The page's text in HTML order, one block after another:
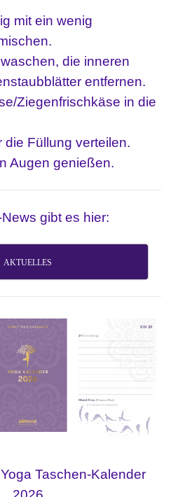
mit ein wenig
die inneren
entfernen.
Ziegenfrischkäse in die
die Füllung verteilen.
Augen genießen.
gibt es hier:
AKTUELLES
Taschen-Kalender